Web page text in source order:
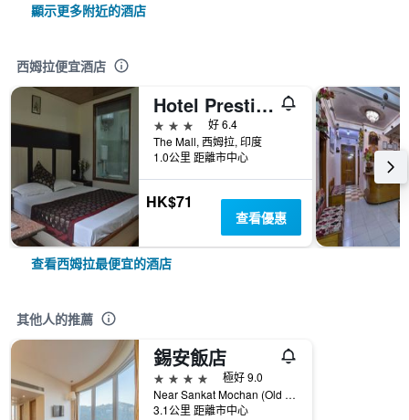
顯示更多附近的酒店
西姆拉便宜酒店
Hotel Prestige
3星級
好 6.4
The Mall, 西姆拉, 印度
1.0公里 距離市中心
HK$71
查看優惠
查看西姆拉最便宜的酒店
其他人的推薦
錫安飯店
4星級
極好 9.0
Near Sankat Mochan (Old Muhal Badai), 西姆拉, 印度
3.1公里 距離市中心